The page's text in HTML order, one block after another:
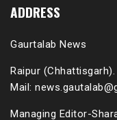
ADDRESS
Gaurtalab News
Raipur (Chhattisgarh).
Mail:
Managing Editor-